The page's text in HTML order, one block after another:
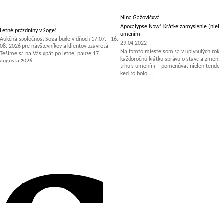
Letné prázdniny v Soge!
Aukčná spoločnosť Soga bude v dňoch 17.07. - 16.
08. 2026 pre návštevníkov a klientov uzavretá.
Tešíme sa na Vás opäť po letnej pauze 17.
augusta 2026
Nina Gažovičová
Apocalypse Now! Krátke zamyslenie
umením
29.04.2022
Na tomto mieste som sa v uplynulých
každoročnú krátku správu o stave a
trhu s umením – pomenúvať nielen
keď to bolo ...